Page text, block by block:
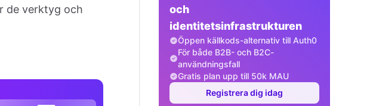
de verktyg och
och
identitetsinfrastrukturen
Öppen källkods-alternativ till Auth0
För både B2B- och B2C-
användningsfall
Gratis plan upp till 50k MAU
Registrera dig idag